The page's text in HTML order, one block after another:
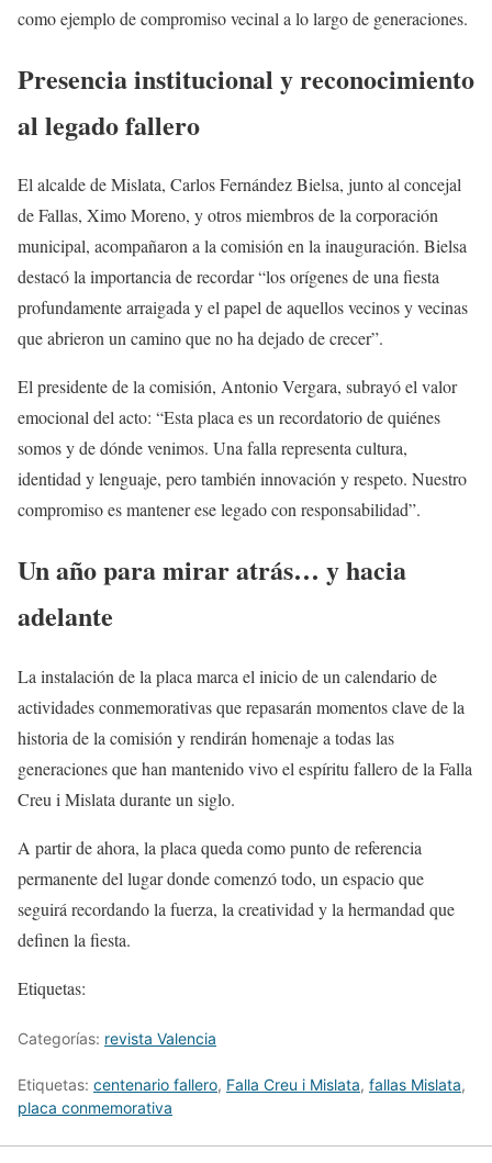
como ejemplo de compromiso vecinal a lo largo de generaciones.
Presencia institucional y reconocimiento
al legado fallero
El alcalde de Mislata, Carlos Fernández Bielsa, junto al concejal
de Fallas, Ximo Moreno, y otros miembros de la corporación
municipal, acompañaron a la comisión en la inauguración. Bielsa
destacó la importancia de recordar “los orígenes de una fiesta
profundamente arraigada y el papel de aquellos vecinos y vecinas
que abrieron un camino que no ha dejado de crecer”.
El presidente de la comisión, Antonio Vergara, subrayó el valor
emocional del acto: “Esta placa es un recordatorio de quiénes
somos y de dónde venimos. Una falla representa cultura,
identidad y lenguaje, pero también innovación y respeto. Nuestro
compromiso es mantener ese legado con responsabilidad”.
Un año para mirar atrás… y hacia
adelante
La instalación de la placa marca el inicio de un calendario de
actividades conmemorativas que repasarán momentos clave de la
historia de la comisión y rendirán homenaje a todas las
generaciones que han mantenido vivo el espíritu fallero de la Falla
Creu i Mislata durante un siglo.
A partir de ahora, la placa queda como punto de referencia
permanente del lugar donde comenzó todo, un espacio que
seguirá recordando la fuerza, la creatividad y la hermandad que
definen la fiesta.
Etiquetas:
Categorías: revista Valencia
Etiquetas: centenario fallero, Falla Creu i Mislata, fallas Mislata,
placa conmemorativa